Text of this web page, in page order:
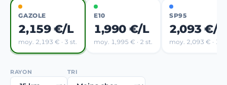
GAZOLE
2,159 €/L
moy. 2,193 € · 3 st.
E10
1,990 €/L
moy. 1,995 € · 2 st.
SP95
2,093 €/L
moy. 2,093 € · 1
RAYON TRI